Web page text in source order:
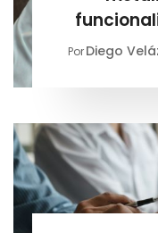
PorDiego